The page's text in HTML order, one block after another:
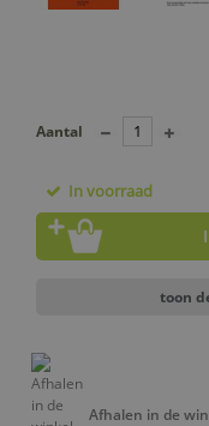
Aantal
In voorraad
toon
Afhalen in de